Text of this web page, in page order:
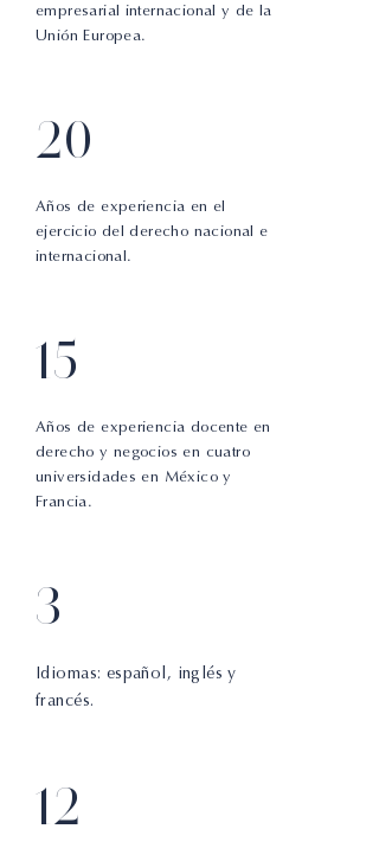
empresarial internacional y de la
Unión Europea.
20
Años de experiencia en el
ejercicio del derecho nacional e
internacional.
15
Años de experiencia docente en
derecho y negocios en cuatro
universidades en México y
Francia.
3
Idiomas: español, inglés y
francés.
12